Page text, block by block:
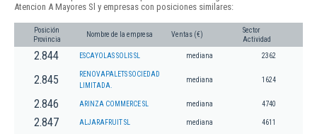
Atencion A Mayores Sl y empresas con posiciones similares:
Posición
Provincia
Nombre de la empresa Ventas (€)
Sector
Actividad
2.844 ESCAYOLAS SOLIS SL mediana 2362
2.845
RENOVAPALETS SOCIEDAD
LIMITADA.
mediana 1624
2.846 ARINZA COMMERCE SL mediana 4740
2.847 ALJARAFRUIT SL mediana 4611